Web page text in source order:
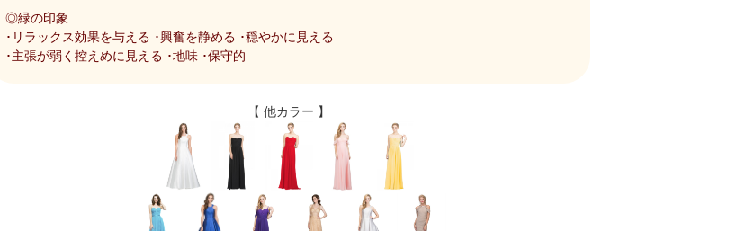
◎緑の印象
･リラックス効果を与える ･興奮を静める ･穏やかに見える
･主張が弱く控えめに見える ･地味 ･保守的
【 他カラー 】